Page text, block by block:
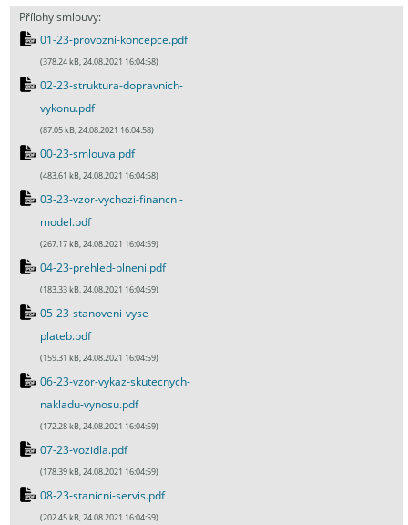
Přílohy smlouvy:
01-23-provozni-koncepce.pdf
(378.24 kB, 24.08.2021 16:04:58)
02-23-struktura-dopravnich-
vykonu.pdf
(87.05 kB, 24.08.2021 16:04:58)
00-23-smlouva.pdf
(483.61 kB, 24.08.2021 16:04:58)
03-23-vzor-vychozi-financni-
model.pdf
(267.17 kB, 24.08.2021 16:04:59)
04-23-prehled-plneni.pdf
(183.33 kB, 24.08.2021 16:04:59)
05-23-stanoveni-vyse-
plateb.pdf
(159.31 kB, 24.08.2021 16:04:59)
06-23-vzor-vykaz-skutecnych-
nakladu-vynosu.pdf
(172.28 kB, 24.08.2021 16:04:59)
07-23-vozidla.pdf
(178.39 kB, 24.08.2021 16:04:59)
08-23-stanicni-servis.pdf
(202.45 kB, 24.08.2021 16:04:59)